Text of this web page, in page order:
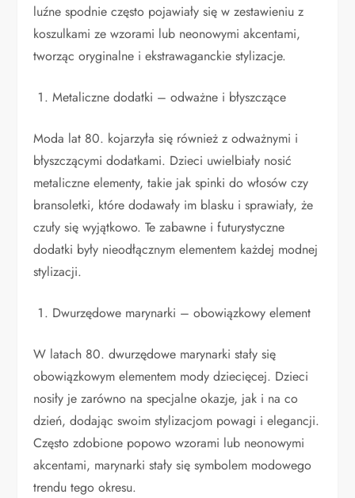
luźne spodnie często pojawiały się w zestawieniu z
koszulkami ze wzorami lub neonowymi akcentami,
tworząc oryginalne i ekstrawaganckie stylizacje.
Metaliczne dodatki – odważne i błyszczące
Moda lat 80. kojarzyła się również z odważnymi i
błyszczącymi dodatkami. Dzieci uwielbiały nosić
metaliczne elementy, takie jak spinki do włosów czy
bransoletki, które dodawały im blasku i sprawiały, że
czuły się wyjątkowo. Te zabawne i futurystyczne
dodatki były nieodłącznym elementem każdej modnej
stylizacji.
Dwurzędowe marynarki – obowiązkowy element
W latach 80. dwurzędowe marynarki stały się
obowiązkowym elementem mody dziecięcej. Dzieci
nosiły je zarówno na specjalne okazje, jak i na co
dzień, dodając swoim stylizacjom powagi i elegancji.
Często zdobione popowo wzorami lub neonowymi
akcentami, marynarki stały się symbolem modowego
trendu tego okresu.